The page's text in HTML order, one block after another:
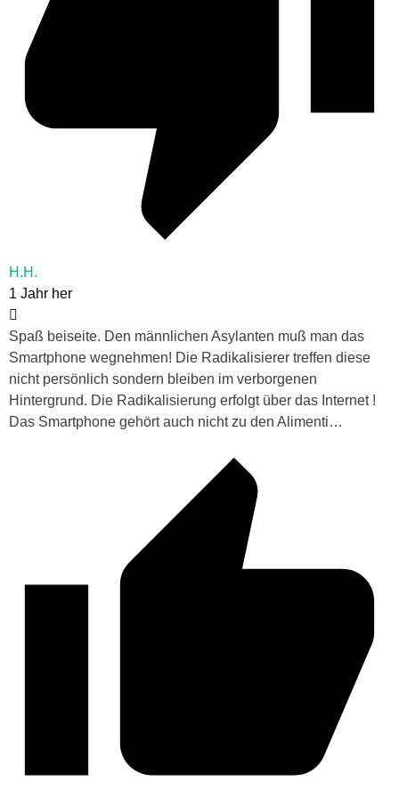
H.H.
1 Jahr her
Spaß beiseite. Den männlichen Asylanten muß man das
Smartphone wegnehmen! Die Radikalisierer treffen diese
nicht persönlich sondern bleiben im verborgenen
Hintergrund. Die Radikalisierung erfolgt über das Internet !
Das Smartphone gehört auch nicht zu den Alimenti…